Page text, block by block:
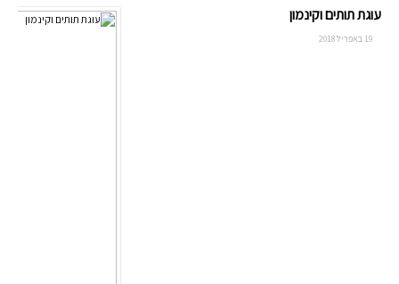
עוגת תותים וקינמון
19 באפריל 2018